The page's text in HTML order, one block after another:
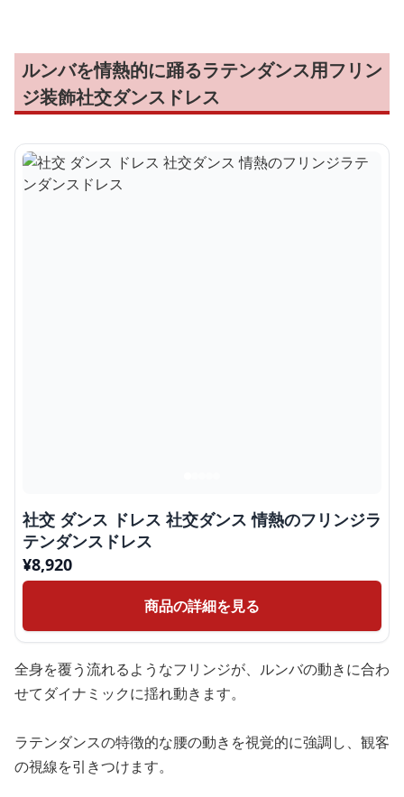
ルンバを情熱的に踊るラテンダンス用フリン
ジ装飾社交ダンスドレス
社交 ダンス ドレス 社交ダンス 情熱のフリンジラ
テンダンスドレス
¥8,920
商品の詳細を見る
全身を覆う流れるようなフリンジが、ルンバの動きに合わ
せてダイナミックに揺れ動きます。
ラテンダンスの特徴的な腰の動きを視覚的に強調し、観客
の視線を引きつけます。